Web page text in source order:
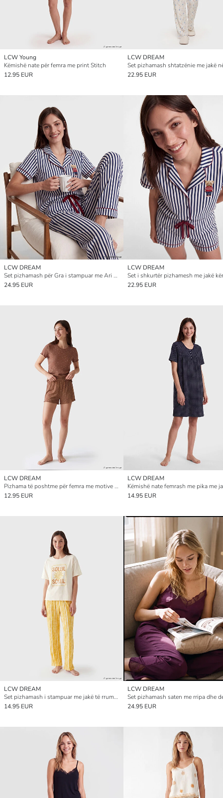
LCW Young
Këmishë nate për femra me print Stitch
12.95 EUR
LCW DREAM
22.95 EUR
LCW DREAM
Set pizhamash për Gra i stampuar me Ari Tedi
24.95 EUR
LCW DREAM
22.95 EUR
LCW DREAM
Pizhama të poshtme për femra me motive zemrash, 2 copë
12.95 EUR
LCW DREAM
14.95 EUR
LCW DREAM
Set pizhamash i stampuar me jakë të rrumbullakët për femra
14.95 EUR
LCW DREAM
24.95 EUR